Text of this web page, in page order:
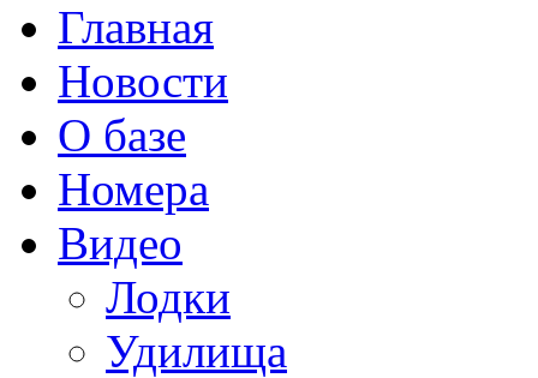
Главная
Новости
О базе
Номера
Видео
Лодки
Удилища